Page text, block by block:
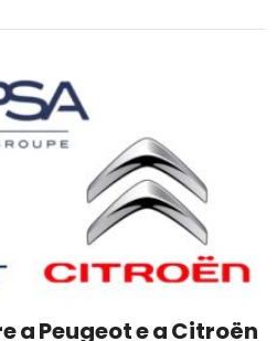
a Peugeot e a Citroën